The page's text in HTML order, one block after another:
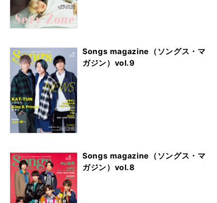
Songs magazine（ソングス・マ
ガジン）vol.9
Songs magazine（ソングス・マ
ガジン）vol.8